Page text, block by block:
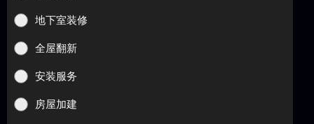
地下室装修
全屋翻新
安装服务
房屋加建